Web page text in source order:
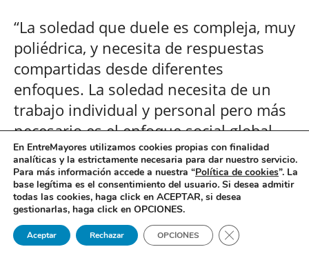
“La soledad que duele es compleja, muy
poliédrica, y necesita de respuestas
compartidas desde diferentes
enfoques. La soledad necesita de un
trabajo individual y personal pero más
necesario es el enfoque social global.
También tendremos que hacer frente a
cambios estructurales de nuestros
modelos de estado de bienestar.
Consensuar una forma participativa e
integradora de trabajar
En EntreMayores utilizamos cookies propias con finalidad
analíticas y la estrictamente necesaria para dar nuestro servicio.
Para más información accede a nuestra “Política de cookies”. La
base legítima es el consentimiento del usuario. Si desea admitir
todas las cookies, haga click en ACEPTAR, si desea
gestionarlas, haga click en OPCIONES.
Aceptar Rechazar OPCIONES Cerrar el banner